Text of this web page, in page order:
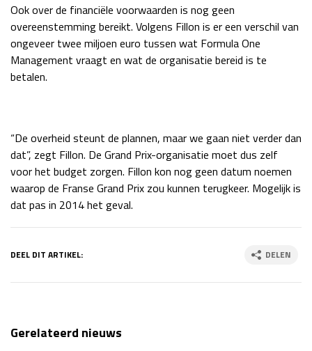
Ook over de financiële voorwaarden is nog geen
overeenstemming bereikt. Volgens Fillon is er een verschil van
ongeveer twee miljoen euro tussen wat Formula One
Management vraagt en wat de organisatie bereid is te
betalen.
“De overheid steunt de plannen, maar we gaan niet verder dan
dat”, zegt Fillon. De Grand Prix-organisatie moet dus zelf
voor het budget zorgen. Fillon kon nog geen datum noemen
waarop de Franse Grand Prix zou kunnen terugkeer. Mogelijk is
dat pas in 2014 het geval.
DEEL DIT ARTIKEL: DELEN
Gerelateerd nieuws